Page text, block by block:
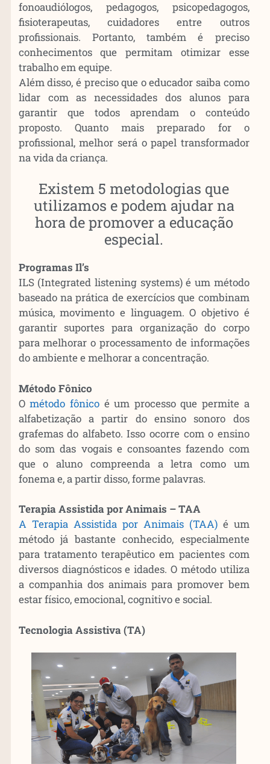
fonoaudiólogos, pedagogos, psicopedagogos,
fisioterapeutas, cuidadores entre outros
profissionais. Portanto, também é preciso
conhecimentos que permitam otimizar esse
trabalho em equipe.
Além disso, é preciso que o educador saiba como
lidar com as necessidades dos alunos para
garantir que todos aprendam o conteúdo
proposto. Quanto mais preparado for o
profissional, melhor será o papel transformador
na vida da criança.
Existem 5 metodologias que
utilizamos e podem ajudar na
hora de promover a educação
especial.
Programas Il’s
ILS (Integrated listening systems) é um método
baseado na prática de exercícios que combinam
música, movimento e linguagem. O objetivo é
garantir suportes para organização do corpo
para melhorar o processamento de informações
do ambiente e melhorar a concentração.
Método Fônico
Ométodo fônicoé um processo que permite a
alfabetização a partir do ensino sonoro dos
grafemas do alfabeto. Isso ocorre com o ensino
do som das vogais e consoantes fazendo com
que o aluno compreenda a letra como um
fonema e, a partir disso, forme palavras.
Terapia Assistida por Animais – TAA
A Terapia Assistida por Animais (TAA)é um
método já bastante conhecido, especialmente
para tratamento terapêutico em pacientes com
diversos diagnósticos e idades. O método utiliza
a companhia dos animais para promover bem
estar físico, emocional, cognitivo e social.
Tecnologia Assistiva (TA)